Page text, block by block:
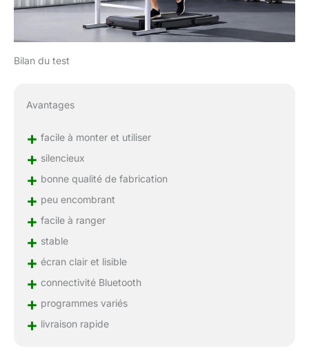
Bilan du test
Avantages
+ facile à monter et utiliser
+ silencieux
+ bonne qualité de fabrication
+ peu encombrant
+ facile à ranger
+ stable
+ écran clair et lisible
+ connectivité Bluetooth
+ programmes variés
+ livraison rapide